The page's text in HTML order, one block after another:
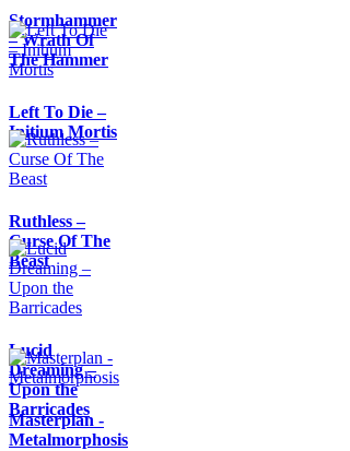
Stormhammer
– Wrath Of
The Hammer
Left To Die –
Initium Mortis
Ruthless –
Curse Of The
Beast
Lucid
Dreaming –
Upon the
Barricades
Masterplan -
Metalmorphosis